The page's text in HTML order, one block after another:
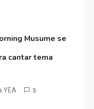
Musume se
cantar tema
YEA 3